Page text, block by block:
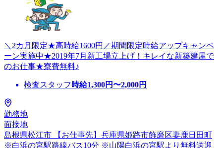
＼2カ月限定★高時給1600円／期間限定時給アップキャンペ
ーン実施中★2019年7月新工場立上げ！キレイな新築建屋で
のお仕事★寮費無料♪
検査スタッフ 時給1,300円〜2,000円
勤務地
面接地
島根県松江市 【お仕事先】兵庫県姫路市飾磨区妻鹿日田町
※白浜の宮駅路線バス10分 ※山陽白浜の宮駅より無料送迎